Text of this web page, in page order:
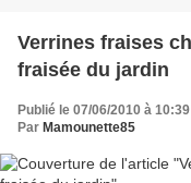
Verrines fraises
fraisée du jardin
Publié le 07/06/2010 à 10:39
Par Mamounette85